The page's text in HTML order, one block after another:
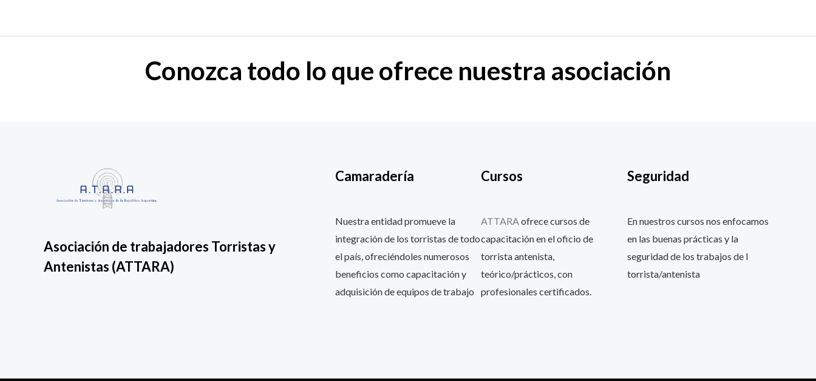
Conozca todo lo que ofrece nuestra asociación
Asociación de trabajadores Torristas y
Antenistas (ATTARA)
Camaradería
Nuestra entidad promueve la
integración de los torristas de todo
el país, ofreciéndoles numerosos
beneficios como capacitación y
adquisición de equipos de trabajo
Cursos
ATTARAofrece cursos de
capacitación en el oficio de
torrista antenista,
teórico/prácticos, con
profesionales certificados.
Seguridad
En nuestros cursos nos enfocamos
en las buenas prácticas y la
seguridad de los trabajos de l
torrista/antenista